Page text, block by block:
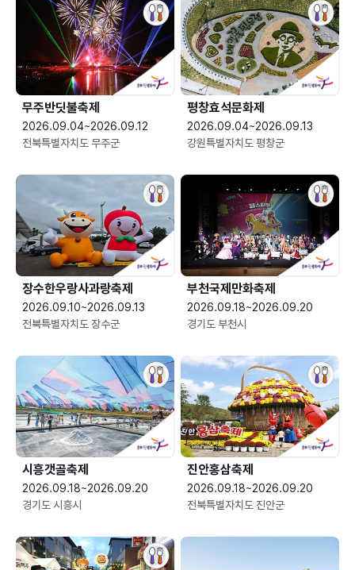
무주반딧불축제
2026.09.04~2026.09.12
전북특별자치도 무주군
평창효석문화제
2026.09.04~2026.09.13
강원특별자치도 평창군
장수한우랑사과랑축제
2026.09.10~2026.09.13
전북특별자치도 장수군
부천국제만화축제
2026.09.18~2026.09.20
경기도 부천시
시흥갯골축제
2026.09.18~2026.09.20
경기도 시흥시
진안홍삼축제
2026.09.18~2026.09.20
전북특별자치도 진안군